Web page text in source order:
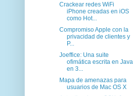
Crackear redes WiFi
iPhone creadas en iOS
como Hot...
Compromiso Apple con la
privacidad de clientes y
P...
Joeffice: Una suite
ofimática escrita en Java
en 3...
Mapa de amenazas para
usuarios de Mac OS X